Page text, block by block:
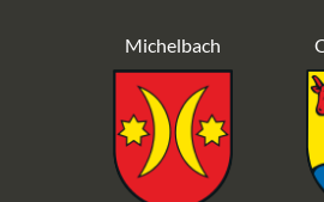
Michelbach